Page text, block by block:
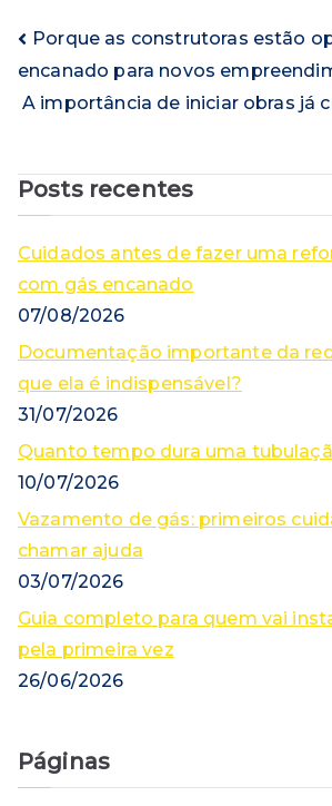
Navegação
de
Porque as construtoras estão
encanado para novos
A importância de iniciar obras já
Posts recentes
Cuidados antes de fazer uma
com gás encanado
07/08/2026
Documentação importante da
que ela é indispensável?
31/07/2026
Quanto tempo dura uma
10/07/2026
Vazamento de gás: primeiros
chamar ajuda
03/07/2026
Guia completo para quem vai
pela primeira vez
26/06/2026
Páginas